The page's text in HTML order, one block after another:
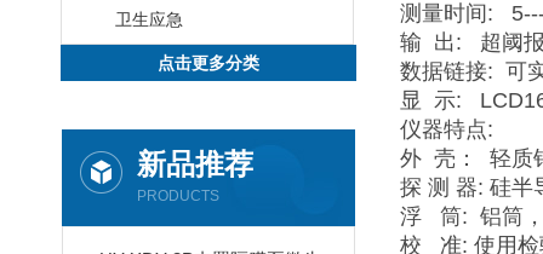
卫生应急
点击更多分类
新品推荐
PRODUCTS
测量时间 :
输 出: 超阈
数据链接: 可
显 示:
仪器特点:
外 壳：
轻质
探 测 器: 硅半
浮
筒: 铝筒
校
准: 使用